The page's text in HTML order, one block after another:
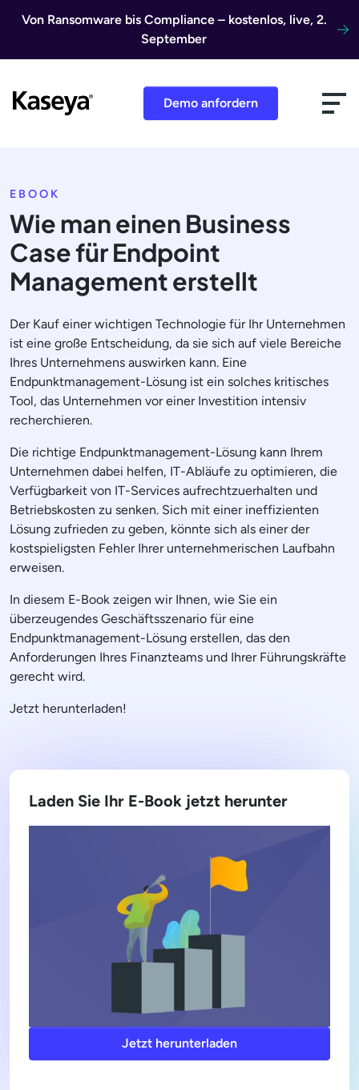
Von Ransomware bis Compliance – kostenlos, live, 2.
September
Demo anfordern
EBOOK
Wie man einen Business
Case für Endpoint
Management erstellt
Der Kauf einer wichtigen Technologie für Ihr Unternehmen
ist eine große Entscheidung, da sie sich auf viele Bereiche
Ihres Unternehmens auswirken kann. Eine
Endpunktmanagement-Lösung ist ein solches kritisches
Tool, das Unternehmen vor einer Investition intensiv
recherchieren.
Die richtige Endpunktmanagement-Lösung kann Ihrem
Unternehmen dabei helfen, IT-Abläufe zu optimieren, die
Verfügbarkeit von IT-Services aufrechtzuerhalten und
Betriebskosten zu senken. Sich mit einer ineffizienten
Lösung zufrieden zu geben, könnte sich als einer der
kostspieligsten Fehler Ihrer unternehmerischen Laufbahn
erweisen.
In diesem E-Book zeigen wir Ihnen, wie Sie ein
überzeugendes Geschäftsszenario für eine
Endpunktmanagement-Lösung erstellen, das den
Anforderungen Ihres Finanzteams und Ihrer Führungskräfte
gerecht wird.
Jetzt herunterladen!
Laden Sie Ihr E-Book jetzt herunter
Jetzt herunterladen